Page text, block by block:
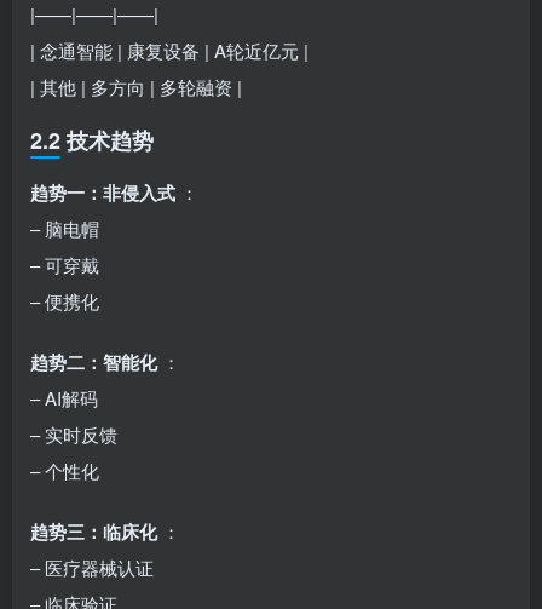
|——|——|——|
| 念通智能 | 康复设备 | A轮近亿元 |
| 其他 | 多方向 | 多轮融资 |
2.2 技术趋势
趋势一：非侵入式 ：
– 脑电帽
– 可穿戴
– 便携化
趋势二：智能化 ：
– AI解码
– 实时反馈
– 个性化
趋势三：临床化 ：
– 医疗器械认证
– 临床验证